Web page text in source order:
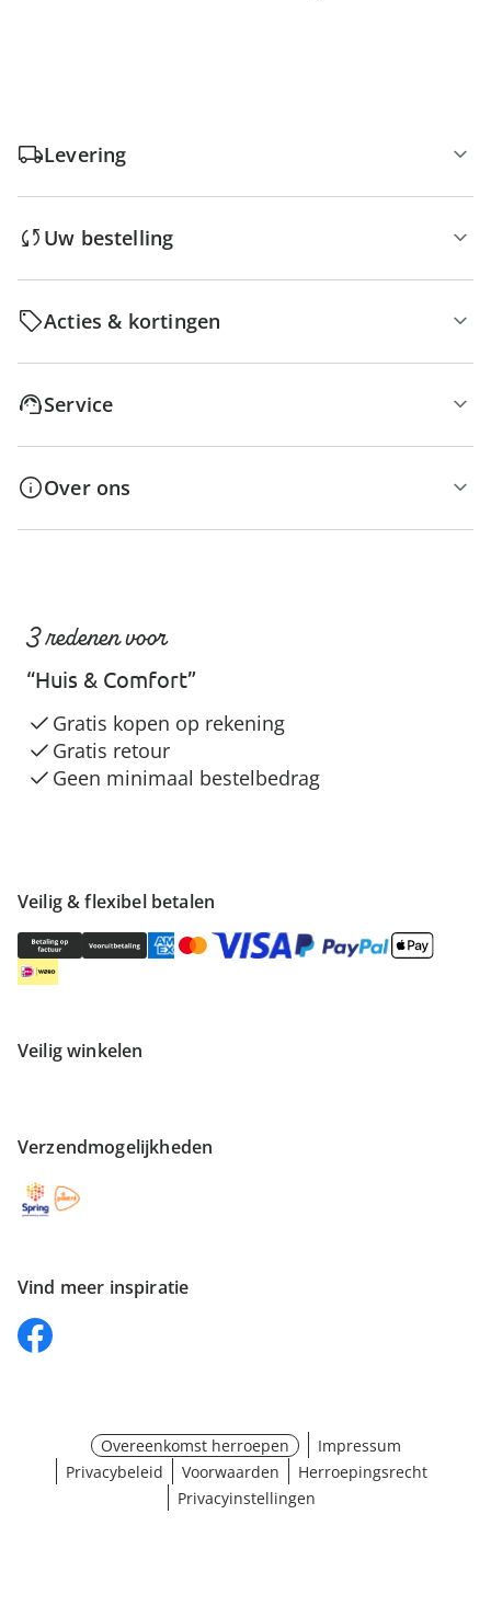
Levering
Uw bestelling
Acties & kortingen
Service
Over ons
Veilig & flexibel betalen
Veilig winkelen
Verzendmogelijkheden
Vind meer inspiratie
3 redenen voor
“Huis & Comfort”
Gratis kopen op rekening
Gratis retour
Geen minimaal bestelbedrag
Overeenkomst herroepen
Impressum
Privacybeleid
Voorwaarden
Herroepingsrecht
Privacyinstellingen